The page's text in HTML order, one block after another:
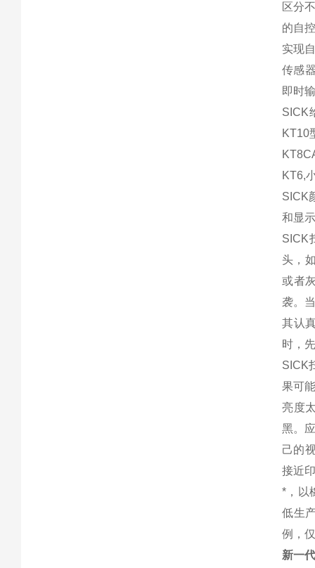
区分
的自
实现
传感
即时
SICK
KT10
KT6,
SICK
和显
SICK
头，
或者
袭。
其认
时，
SICK
果可
亮度
黑。
己的
接近
*，以
低生
例，
新一